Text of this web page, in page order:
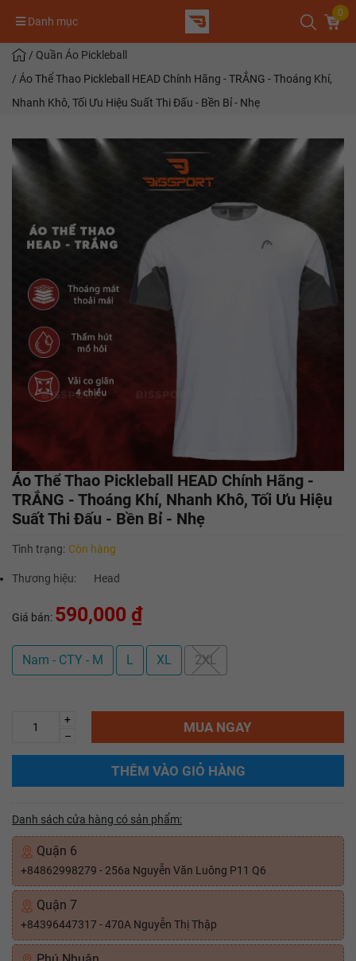
Danh mục
0
/ Quần Áo Pickleball
/ Áo Thể Thao Pickleball HEAD Chính Hãng - TRẮNG - Thoáng Khí,
Nhanh Khô, Tối Ưu Hiệu Suất Thi Đấu - Bền Bỉ - Nhẹ
Áo Thể Thao Pickleball HEAD Chính Hãng -
TRẮNG - Thoáng Khí, Nhanh Khô, Tối Ưu Hiệu
Suất Thi Đấu - Bền Bỉ - Nhẹ
Tình trạng: Còn hàng
Thương hiệu: Head
Giá bán: 590,000 ₫
Nam - CTY - M L XL 2XL
+
–
MUA NGAY
THÊM VÀO GIỎ HÀNG
Danh sách cửa hàng có sản phẩm:
Quận 6
+84862998279 - 256a Nguyễn Văn Luông P11 Q6
Quận 7
+84396447317 - 470A Nguyễn Thị Thập